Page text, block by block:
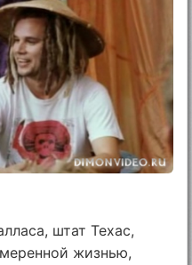
штат Техас,
жизнью,